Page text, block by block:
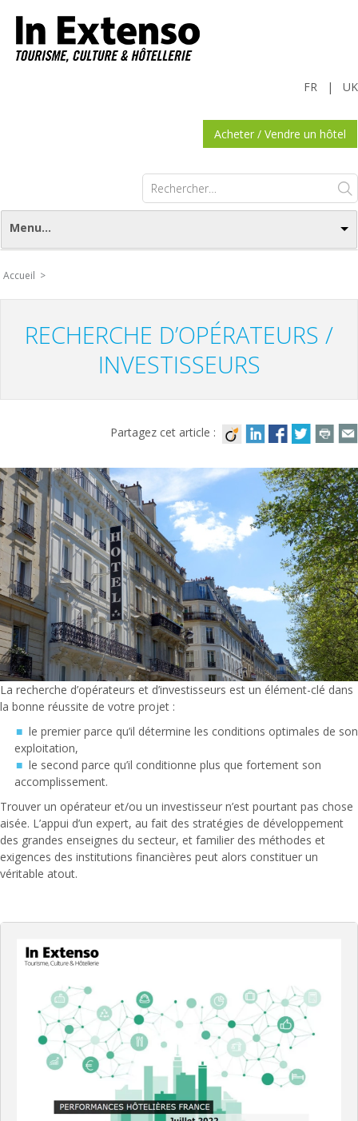
UK
|
FR
Acheter / Vendre un hôtel
Rechercher :
Menu...
Accueil >
RECHERCHE D’OPÉRATEURS /
INVESTISSEURS
Partagez cet article :
La recherche d’opérateurs et d’investisseurs est un élément-clé dans
la bonne réussite de votre projet :
le premier parce qu’il détermine les conditions optimales de son
exploitation,
le second parce qu’il conditionne plus que fortement son
accomplissement.
Trouver un opérateur et/ou un investisseur n’est pourtant pas chose
aisée. L’appui d’un expert, au fait des stratégies de développement
des grandes enseignes du secteur, et familier des méthodes et
exigences des institutions financières peut alors constituer un
véritable atout.